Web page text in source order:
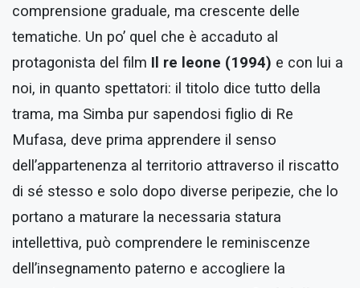
comprensione graduale, ma crescente delle
tematiche. Un po’ quel che è accaduto al
protagonista del film Il re leone (1994) e con lui a
noi, in quanto spettatori: il titolo dice tutto della
trama, ma Simba pur sapendosi figlio di Re
Mufasa, deve prima apprendere il senso
dell’appartenenza al territorio attraverso il riscatto
di sé stesso e solo dopo diverse peripezie, che lo
portano a maturare la necessaria statura
intellettiva, può comprendere le reminiscenze
dell’insegnamento paterno e accogliere la